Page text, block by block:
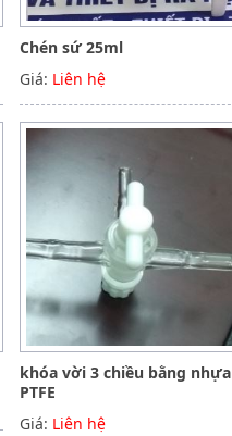
Chén sứ 25ml
Giá: Liên hệ
khóa vời 3 chiều bằng nhựa
PTFE
Giá: Liên hệ